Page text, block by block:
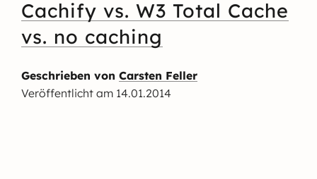
Cachify vs. W3 Total Cache
vs. no caching
Geschrieben von Carsten Feller
Veröffentlicht am 14.01.2014